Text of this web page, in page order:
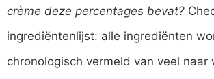
crème deze percentages bevat?
ingrediëntenlijst: alle ingrediënten
chronologisch vermeld van veel naar